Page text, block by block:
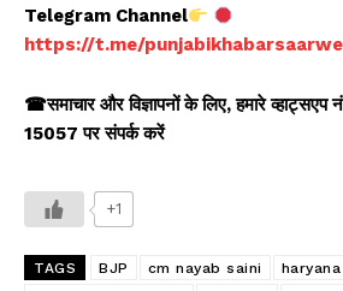
Telegram Channel
https://t.me/
☎समाचार और विज्ञापनों के लिए, हमारे
15057 पर संपर्क करें
+1
TAGS BJP cm nayab saini